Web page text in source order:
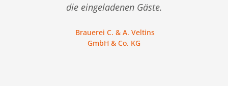
die eingeladenen Gäste.
Brauerei C. & A. Veltins
GmbH & Co. KG